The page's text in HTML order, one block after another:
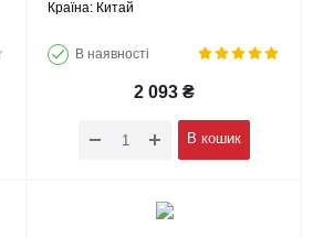
Країна: Китай
В наявності
2 093 ₴
В кошик